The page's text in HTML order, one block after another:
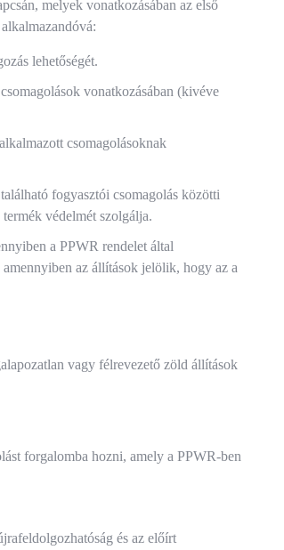
melyek vonatkozásában az első
lehetőségét.
vonatkozásában (kivéve
csomagolásoknak
fogyasztói csomagolás közötti
védelmét szolgálja.
a PPWR rendelet által
az állítások jelölik, hogy az a
vagy félrevezető zöld állítások
forgalomba hozni, amely a PPWR-ben
és az előírt